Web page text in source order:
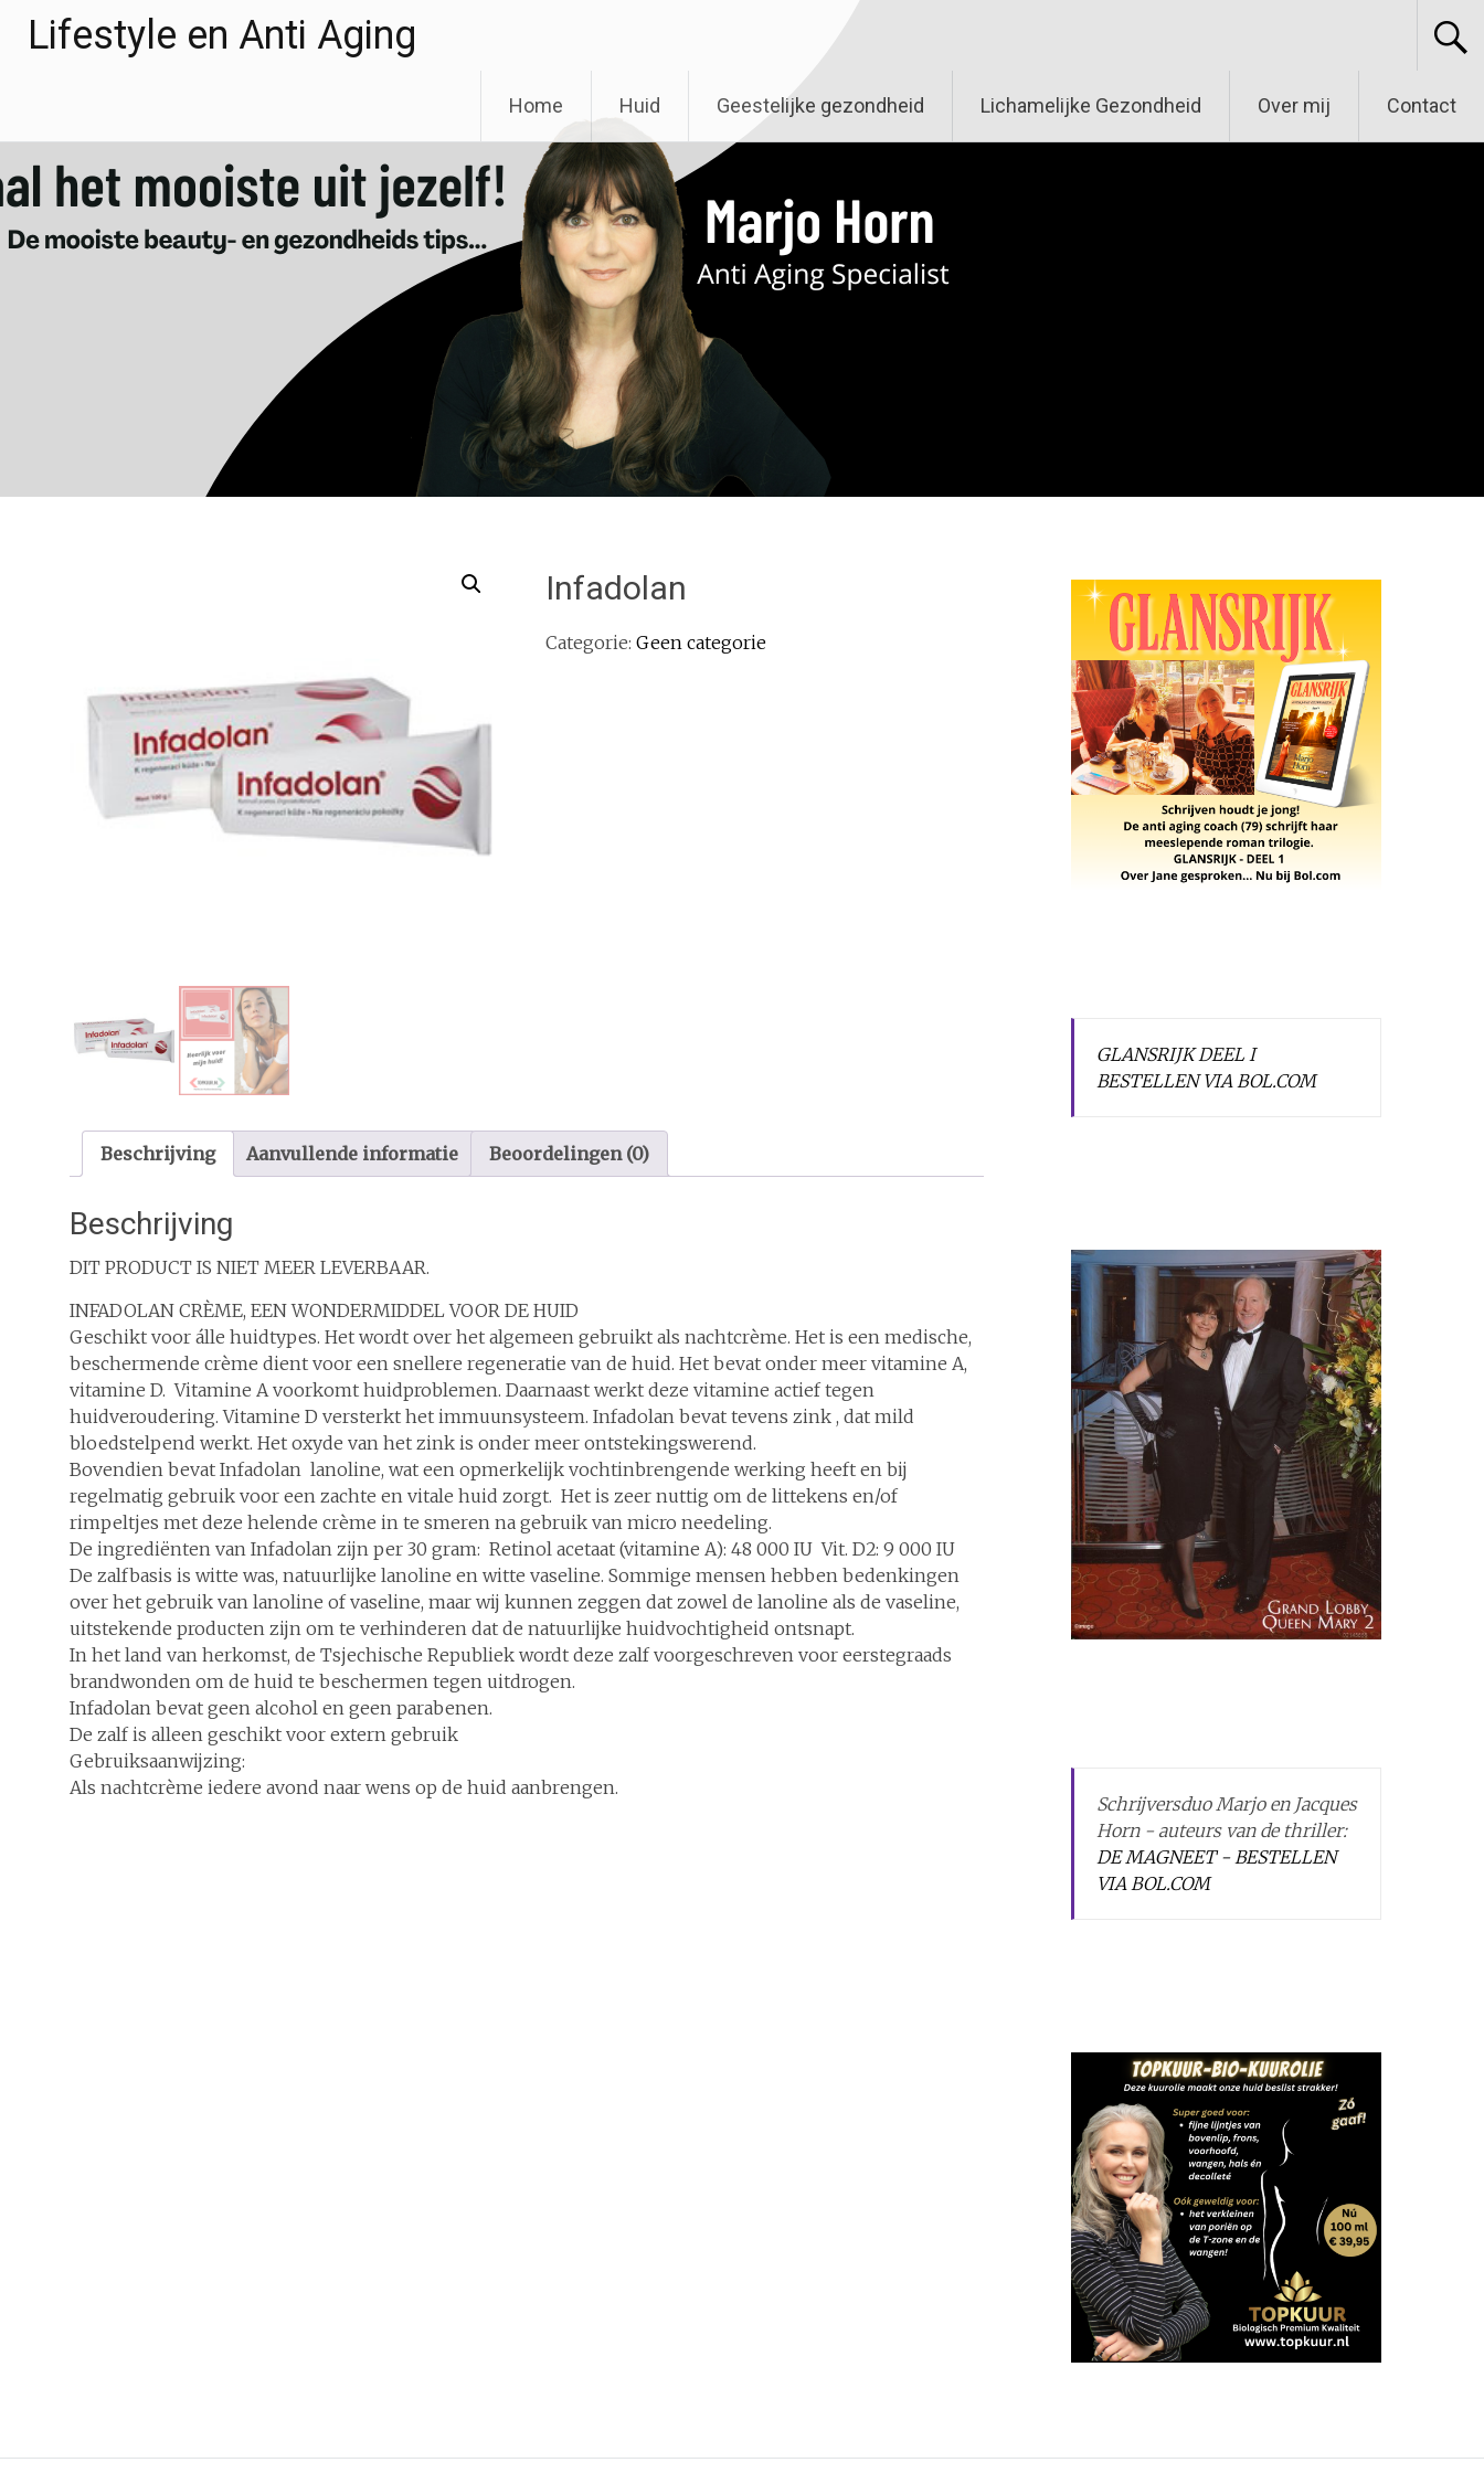
Lifestyle en Anti Aging
Home Huid Geestelijke gezondheid Lichamelijke Gezondheid Over mij Contact
Infadolan
Categorie: Geen categorie
Beschrijving Aanvullende informatie Beoordelingen (0)
Beschrijving
DIT PRODUCT IS NIET MEER LEVERBAAR.
INFADOLAN CRÈME, EEN WONDERMIDDEL VOOR DE HUID
Geschikt voor álle huidtypes. Het wordt over het algemeen gebruikt als nachtcrème. Het is een medische,
beschermende crème dient voor een snellere regeneratie van de huid. Het bevat onder meer vitamine A,
vitamine D. Vitamine A voorkomt huidproblemen. Daarnaast werkt deze vitamine actief tegen
huidveroudering. Vitamine D versterkt het immuunsysteem. Infadolan bevat tevens zink , dat mild
bloedstelpend werkt. Het oxyde van het zink is onder meer ontstekingswerend.
Bovendien bevat Infadolan lanoline, wat een opmerkelijk vochtinbrengende werking heeft en bij
regelmatig gebruik voor een zachte en vitale huid zorgt. Het is zeer nuttig om de littekens en/of
rimpeltjes met deze helende crème in te smeren na gebruik van micro needeling.
De ingrediënten van Infadolan zijn per 30 gram: Retinol acetaat (vitamine A): 48 000 IU Vit. D2: 9 000 IU
De zalfbasis is witte was, natuurlijke lanoline en witte vaseline. Sommige mensen hebben bedenkingen
over het gebruik van lanoline of vaseline, maar wij kunnen zeggen dat zowel de lanoline als de vaseline,
uitstekende producten zijn om te verhinderen dat de natuurlijke huidvochtigheid ontsnapt.
In het land van herkomst, de Tsjechische Republiek wordt deze zalf voorgeschreven voor eerstegraads
brandwonden om de huid te beschermen tegen uitdrogen.
Infadolan bevat geen alcohol en geen parabenen.
De zalf is alleen geschikt voor extern gebruik
Gebruiksaanwijzing:
Als nachtcrème iedere avond naar wens op de huid aanbrengen.
GLANSRIJK DEEL I
BESTELLEN VIA BOL.COM
Schrijversduo Marjo en Jacques
Horn - auteurs van de thriller:
DE MAGNEET - BESTELLEN
VIA BOL.COM